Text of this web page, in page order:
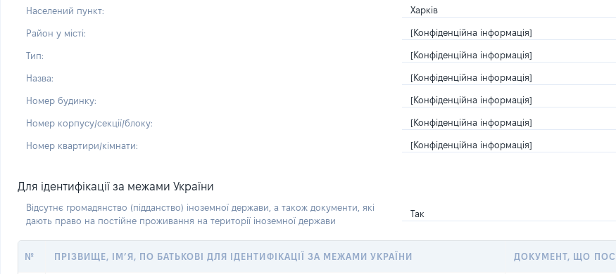
Населений пункт: Харків
Район у місті: [Конфіденційна інформація]
Тип: [Конфіденційна інформація]
Назва: [Конфіденційна інформація]
Номер будинку: [Конфіденційна інформація]
Номер корпусу/секції/блоку: [Конфіденційна інформація]
Номер квартири/кімнати: [Конфіденційна інформація]
Для ідентифікації за межами України
Відсутнє громадянство (підданство) іноземної держави, а також документи, які
дають право на постійне проживання на території іноземної держави
Так
№ ПРІЗВИЩЕ, ІМ’Я, ПО БАТЬКОВІ ДЛЯ ІДЕНТИФІКАЦІЇ ЗА МЕЖАМИ УКРАЇНИ ДОКУМЕНТ, ЩО